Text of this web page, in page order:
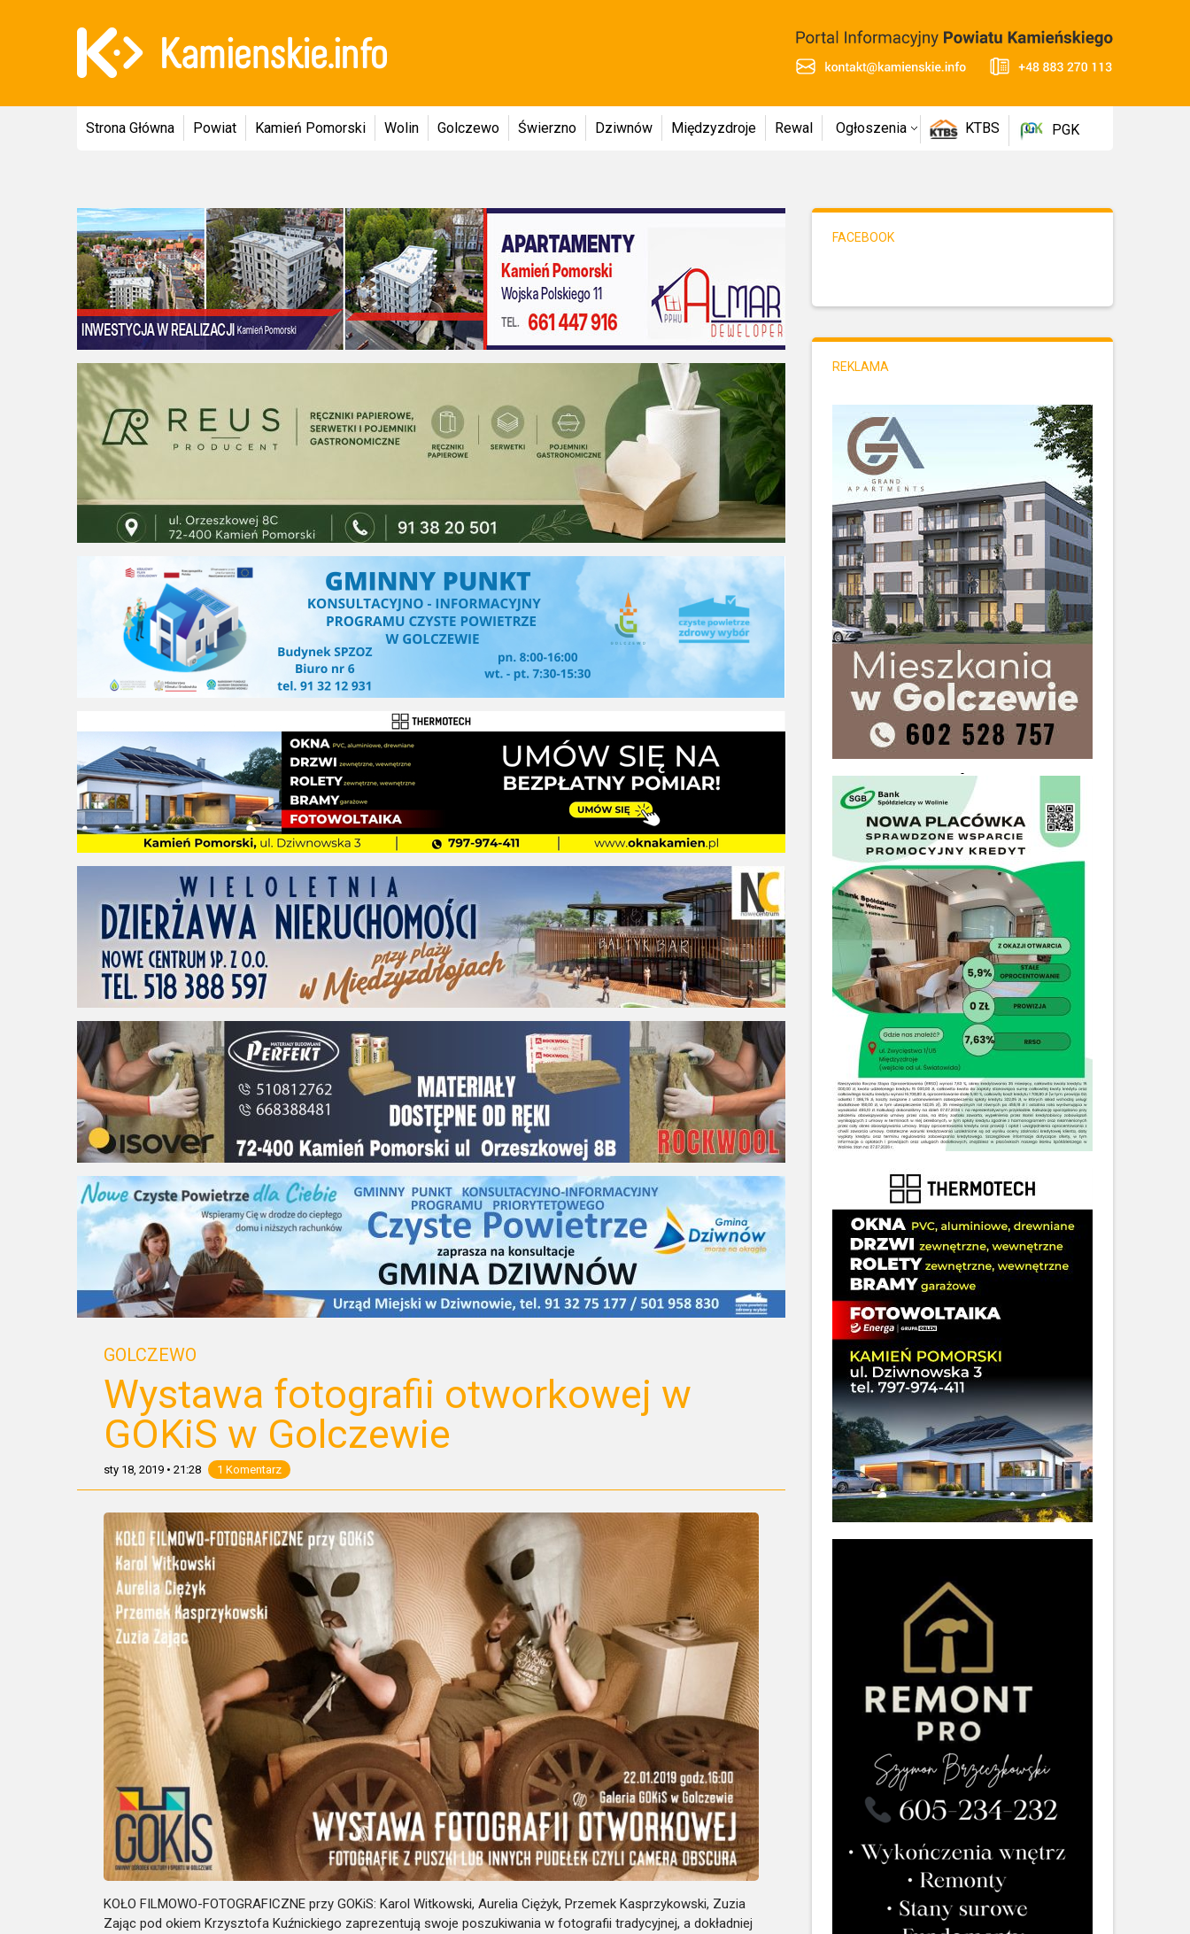
Strona Główna Powiat Kamień Pomorski Wolin Golczewo Świerzno Dziwnów Międzyzdroje Rewal Ogłoszenia KTBS PGK
GOLCZEWO
Wystawa fotografii otworkowej w
GOKiS w Golczewie
sty 18, 2019 • 21:28 1 Komentarz
KOŁO FILMOWO-FOTOGRAFICZNE przy GOKiS: Karol Witkowski, Aurelia Ciężyk, Przemek Kasprzykowski, Zuzia
Zając pod okiem Krzysztofa Kuźnickiego zaprezentują swoje poszukiwania w fotografii tradycyjnej, a dokładniej
FACEBOOK
REKLAMA